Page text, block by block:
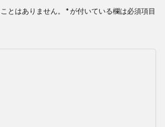
とはありません。 *が付いている欄は必須項目